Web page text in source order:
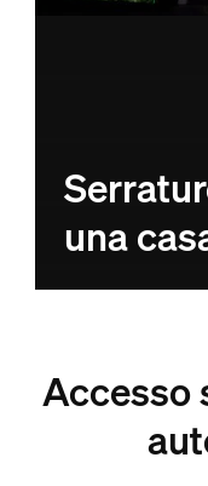
una
Accesso